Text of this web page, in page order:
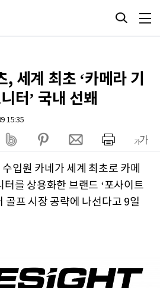
세계 최초 ‘카메라 기
터’ 국내 선봬
15:35
입원 카네가 세계 최초로 카메
터를 상용화한 브랜드 ‘포사이트
골프 시장 공략에 나선다고 9일